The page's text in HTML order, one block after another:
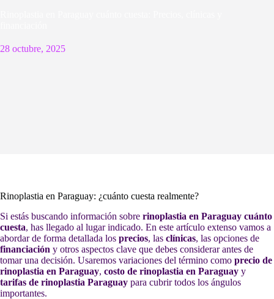
28 octubre, 2025
Rinoplastia en Paraguay: ¿cuánto cuesta realmente?
Si estás buscando información sobre rinoplastia en Paraguay cuánto
cuesta, has llegado al lugar indicado. En este artículo extenso vamos a
abordar de forma detallada los precios, las clínicas, las opciones de
financiación y otros aspectos clave que debes considerar antes de
tomar una decisión. Usaremos variaciones del término como precio de
rinoplastia en Paraguay, costo de rinoplastia en Paraguay y
tarifas de rinoplastia Paraguay para cubrir todos los ángulos
importantes.